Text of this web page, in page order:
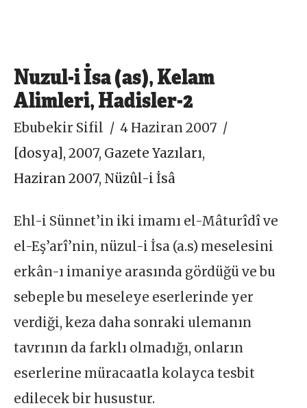
Nuzul-i İsa (as), Kelam
Alimleri, Hadisler-2
Ebubekir Sifil
4 Haziran 2007
[dosya] ,2007, Gazete Yazıları,
Haziran 2007, Nüzûl-i İsâ
Ehl-i Sünnet’in iki imamı el-Mâturîdî ve
el-Eş’arî’nin, nüzul-i İsa (a.s) meselesini
erkân-ı imaniye arasında gördüğü ve bu
sebeple bu meseleye eserlerinde yer
verdiği, keza daha sonraki ulemanın
tavrının da farklı olmadığı, onların
eserlerine müracaatla kolayca tesbit
edilecek bir husustur.